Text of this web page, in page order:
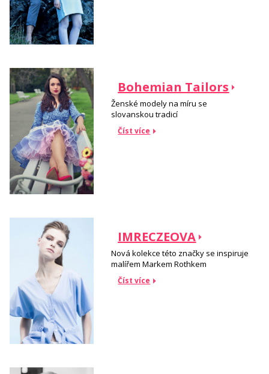
Bohemian Tailors
Ženské modely na míru se
slovanskou tradicí
Číst více
IMRECZEOVA
Nová kolekce této značky se inspiruje
malířem Markem Rothkem
Číst více